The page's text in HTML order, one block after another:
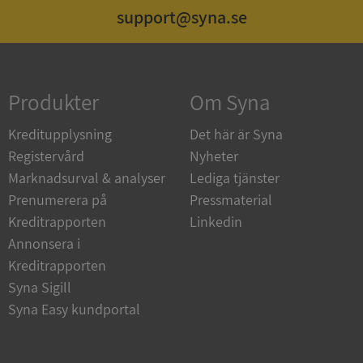
support@syna.se
Produkter
Kreditupplysning
Registervård
Marknadsurval & analyser
Prenumerera på
Kreditrapporten
Annonsera i
Kreditrapporten
Syna Sigill
Syna Easy kundportal
Om Syna
Det här är Syna
Nyheter
Lediga tjänster
Pressmaterial
Linkedin
Strikt nödvändiga kakor tillåter
kärnwebbplatsfunktioner som användarinloggning
och kontohantering. Webbplatsen kan inte
användas ordentligt utan strikt nödvändiga cookies.
Namn
Leverantör
Domän
Microsoft
Corporation